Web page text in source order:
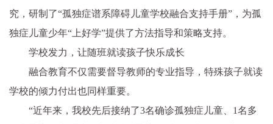
究，研制了“孤独症谱系障碍儿童学校融合支持手册”，为孤
独症儿童少年“上好学”提供了方法指导和策略支持。
学校发力，让随班就读孩子快乐成长
融合教育不仅需要督导教师的专业指导，特殊孩子就读
学校的倾力付出也同样重要。
“近年来，我校先后接纳了3名确诊孤独症儿童、1名多